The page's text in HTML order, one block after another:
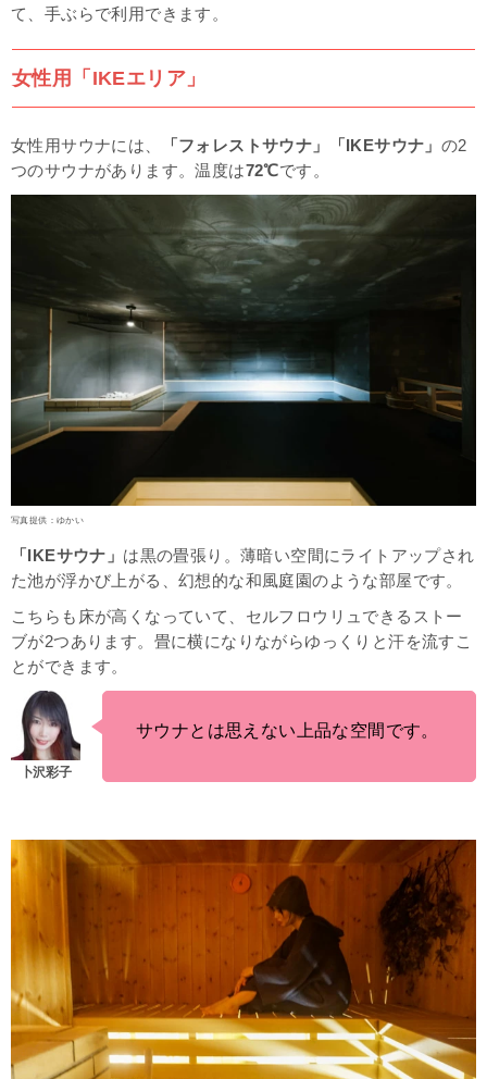
て、手ぶらで利用できます。
女性用「IKEエリア」
女性用サウナには、 「フォレストサウナ」 「IKEサウナ」 の2
つのサウナがあります。温度は72℃です。
写真提供：ゆかい
「IKEサウナ」 は黒の畳張り。薄暗い空間にライトアップされ
た池が浮かび上がる、幻想的な和風庭園のような部屋です。
こちらも床が高くなっていて、セルフロウリュできるストー
ブが2つあります。畳に横になりながらゆっくりと汗を流すこ
とができます。
サウナとは思えない上品な空間です。